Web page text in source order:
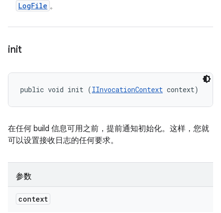
LogFile 。
init
public void init (IInvocationContext context)
在任何 build 信息可用之前，提前通知初始化。这样，您就
可以设置接收日志的任何要求。
参数
context